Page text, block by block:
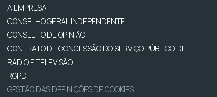
A EMPRESA
CONSELHO GERAL INDEPENDENTE
CONSELHO DE OPINIÃO
CONTRATO DE CONCESSÃO DO SERVIÇO PÚBLICO DE
RÁDIO E TELEVISÃO
RGPD
GESTÃO DAS DEFINIÇÕES DE COOKIES